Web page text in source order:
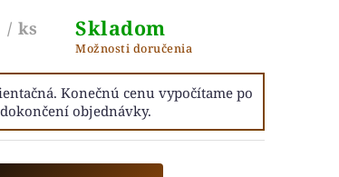
/ ks Skladom
Možnosti doručenia